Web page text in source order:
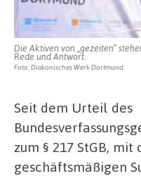
Die Aktiven von „gezeiten“
Rede und Antwort.
Foto: Diakonisches Werk Dortmund
Seit dem Urteil des
zum § 217 StGB,
geschäftsmäßigen